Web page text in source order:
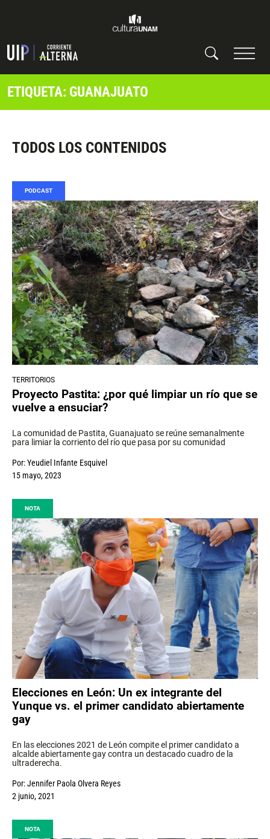
ETIQUETA: GUANAJUATO
TODOS LOS CONTENIDOS
PODCAST
TERRITORIOS
Proyecto Pastita: ¿por qué limpiar un río que se
vuelve a ensuciar?
La comunidad de Pastita, Guanajuato se reúne semanalmente
para limiar la corriento del río que pasa por su comunidad
Por:Yeudiel Infante Esquivel
15 mayo, 2023
NOTA
Elecciones en León: Un ex integrante del
Yunque vs. el primer candidato abiertamente
gay
En las elecciones 2021 de León compite el primer candidato a
alcalde abiertamente gay contra un destacado cuadro de la
ultraderecha.
Por:Jennifer Paola Olvera Reyes
2 junio, 2021
NOTA